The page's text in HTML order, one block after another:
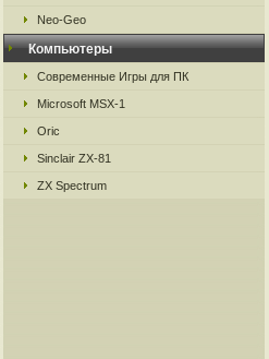
Neo-Geo
Компьютеры
Современные Игры для ПК
Microsoft MSX-1
Oric
Sinclair ZX-81
ZX Spectrum